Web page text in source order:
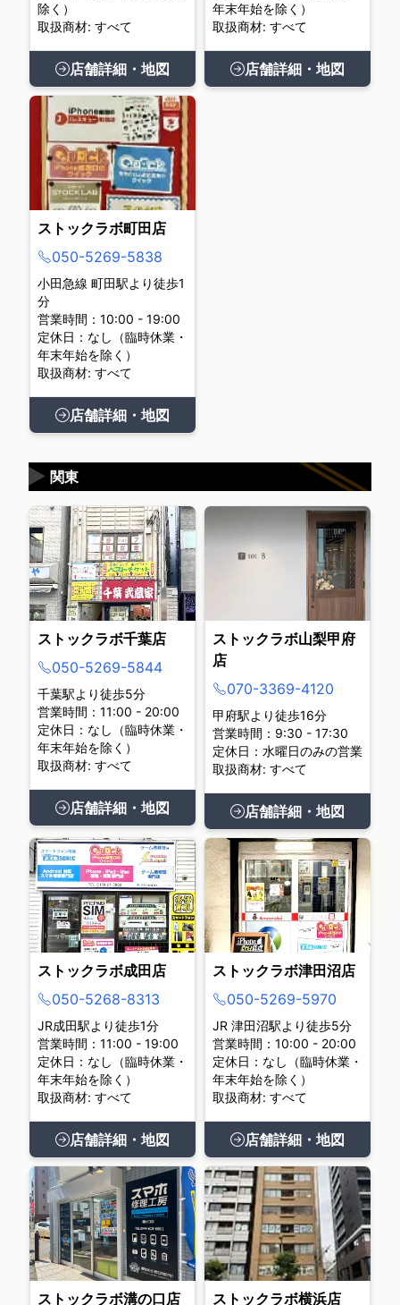
除く）
取扱商材: すべて
店舗詳細・地図
年末年始を除く）
取扱商材: すべて
店舗詳細・地図
ストックラボ町田店
050-5269-5838
小田急線 町田駅より徒歩1
分
営業時間：10:00 - 19:00
定休日：なし（臨時休業・
年末年始を除く）
取扱商材: すべて
店舗詳細・地図
関東
▶
ストックラボ千葉店
050-5269-5844
千葉駅より徒歩5分
営業時間：11:00 - 20:00
定休日：なし（臨時休業・
年末年始を除く）
取扱商材: すべて
店舗詳細・地図
ストックラボ山梨甲府
店
070-3369-4120
甲府駅より徒歩16分
営業時間：9:30 - 17:30
定休日：水曜日のみの営業
取扱商材: すべて
店舗詳細・地図
ストックラボ成田店
050-5268-8313
JR成田駅より徒歩1分
営業時間：11:00 - 19:00
定休日：なし（臨時休業・
年末年始を除く）
取扱商材: すべて
店舗詳細・地図
ストックラボ津田沼店
050-5269-5970
JR 津田沼駅より徒歩5分
営業時間：10:00 - 20:00
定休日：なし（臨時休業・
年末年始を除く）
取扱商材: すべて
店舗詳細・地図
ストックラボ溝の口店 ストックラボ横浜店